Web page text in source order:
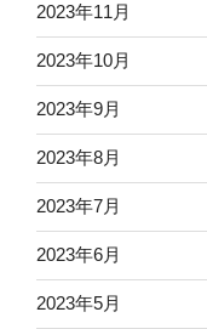
2023年11月
2023年10月
2023年9月
2023年8月
2023年7月
2023年6月
2023年5月